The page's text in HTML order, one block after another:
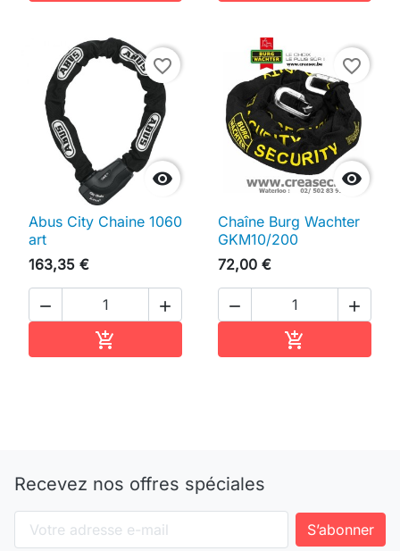

favorite_border
Abus City Chaine 1060
art
163,35 €
 


favorite_border
Chaîne Burg Wachter
GKM10/200
72,00 €
 

Recevez nos offres spéciales